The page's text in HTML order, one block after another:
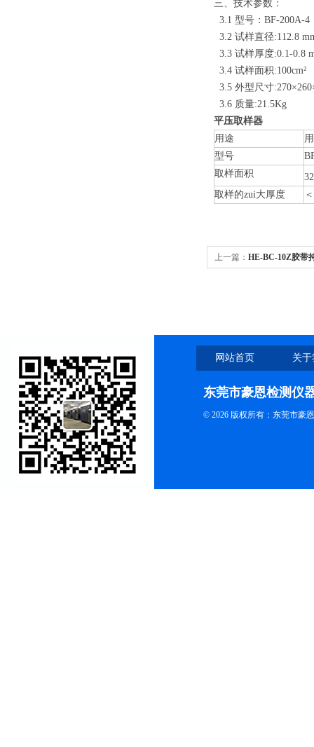
三、技术参数：
3.1 型号：BF-200A-4
3.2 试样直径:112.8
3.3 试样厚度:0.1-0.8
3.4 试样面积:100cm²
3.5 外型尺寸
3.6 质量:21.5Kg
平压取样器
用途
型号
取样面积
取样的zui大厚度
上一篇： HE-BC-10Z胶带
网站首页 关
东莞市豪恩检测仪
© 2026 版权所有：东莞市豪